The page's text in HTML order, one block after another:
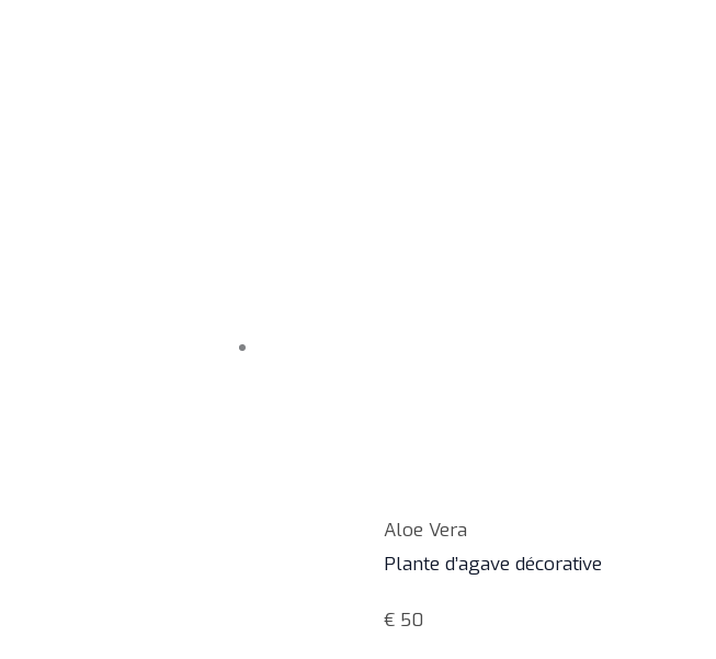
Aloe Vera
Plante d’agave décorative
€50